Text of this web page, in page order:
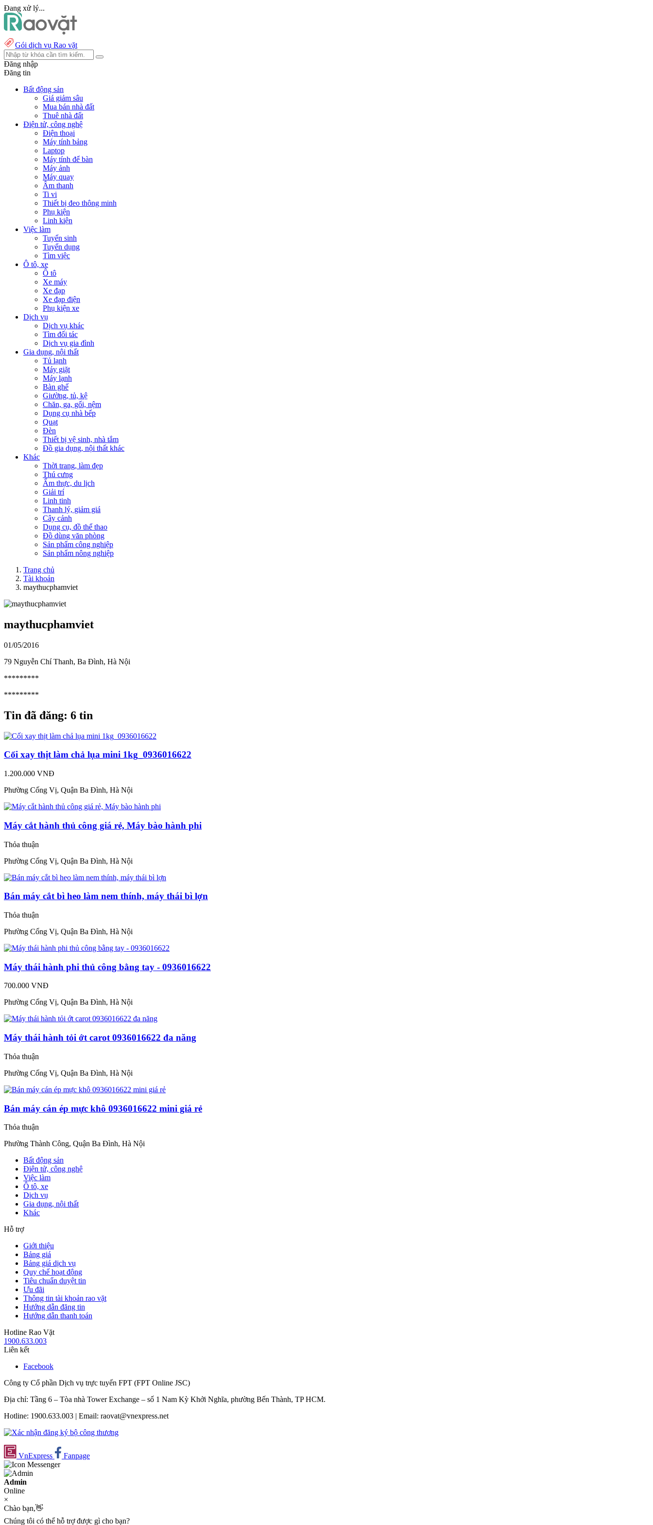
Đang xử lý...
Gói dịch vụ Rao vặt
Đăng nhập
Đăng tin
Bất động sản
Giá giảm sâu
Mua bán nhà đất
Thuê nhà đất
Điện tử, công nghệ
Điện thoại
Máy tính bảng
Laptop
Máy tính để bàn
Máy ảnh
Máy quay
Âm thanh
Ti vi
Thiết bị đeo thông minh
Phụ kiện
Linh kiện
Việc làm
Tuyển sinh
Tuyển dụng
Tìm việc
Ô tô, xe
Ô tô
Xe máy
Xe đạp
Xe đạp điện
Phụ kiện xe
Dịch vụ
Dịch vụ khác
Tìm đối tác
Dịch vụ gia đình
Gia dụng, nội thất
Tủ lạnh
Máy giặt
Máy lạnh
Bàn ghế
Giường, tủ, kệ
Chăn, ga, gối, nệm
Dụng cụ nhà bếp
Quạt
Đèn
Thiết bị vệ sinh, nhà tắm
Đồ gia dụng, nội thất khác
Khác
Thời trang, làm đẹp
Thú cưng
Ẩm thực, du lịch
Giải trí
Linh tinh
Thanh lý, giảm giá
Cây cảnh
Dụng cụ, đồ thể thao
Đồ dùng văn phòng
Sản phẩm công nghiệp
Sản phẩm nông nghiệp
Trang chủ
Tài khoản
maythucphamviet
maythucphamviet
01/05/2016
79 Nguyễn Chí Thanh, Ba Đình, Hà Nội
*********
*********
Tin đã đăng: 6 tin
Cối xay thịt làm chả lụa mini 1kg_0936016622
1.200.000 VNĐ
Phường Cống Vị, Quận Ba Đình, Hà Nội
Máy cắt hành thủ công giá rẻ, Máy bào hành phi
Thỏa thuận
Phường Cống Vị, Quận Ba Đình, Hà Nội
Bán máy cắt bì heo làm nem thính, máy thái bì lợn
Thỏa thuận
Phường Cống Vị, Quận Ba Đình, Hà Nội
Máy thái hành phi thủ công bằng tay - 0936016622
700.000 VNĐ
Phường Cống Vị, Quận Ba Đình, Hà Nội
Máy thái hành tỏi ớt carot 0936016622 đa năng
Thỏa thuận
Phường Cống Vị, Quận Ba Đình, Hà Nội
Bán máy cán ép mực khô 0936016622 mini giá rẻ
Thỏa thuận
Phường Thành Công, Quận Ba Đình, Hà Nội
Bất động sản
Điện tử, công nghệ
Việc làm
Ô tô, xe
Dịch vụ
Gia dụng, nội thất
Khác
Hỗ trợ
Giới thiệu
Bảng giá
Bảng giá dịch vụ
Quy chế hoạt động
Tiêu chuẩn duyệt tin
Ưu đãi
Thông tin tài khoản rao vặt
Hướng dẫn đăng tin
Hướng dẫn thanh toán
Hotline Rao Vặt
1900.633.003
Liên kết
Facebook
Công ty Cổ phần Dịch vụ trực tuyến FPT (FPT Online JSC)
Địa chỉ: Tầng 6 – Tòa nhà Tower Exchange – số 1 Nam Kỳ Khởi Nghĩa, phường Bến Thành, TP HCM.
Hotline: 1900.633.003 | Email: raovat@vnexpress.net
VnExpress Fanpage
Admin
Online
×
Chào bạn,👋
Chúng tôi có thể hỗ trợ được gì cho bạn?